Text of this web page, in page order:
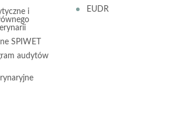
i
SPIWET
audytów
EUDR